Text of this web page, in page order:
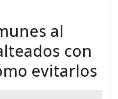
al
con
evitarlos